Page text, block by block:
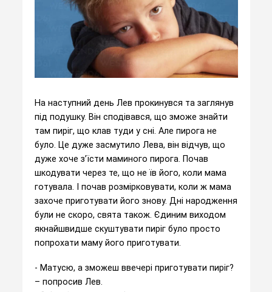
На наступний день Лев прокинувся та заглянув
під подушку. Він сподівався, що зможе знайти
там пиріг, що клав туди у сні. Але пирога не
було. Це дуже засмутило Лева, він відчув, що
дуже хоче з’їсти маминого пирога. Почав
шкодувати через те, що не їв його, коли мама
готувала. І почав розмірковувати, коли ж мама
захоче приготувати його знову. Дні народження
були не скоро, свята також. Єдиним виходом
якнайшвидше скуштувати пиріг було просто
попрохати маму його приготувати.
- Матусю, а зможеш ввечері приготувати пиріг?
– попросив Лев.